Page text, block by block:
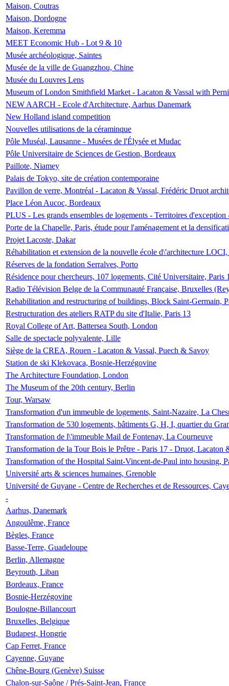
Maison, Coutras
Maison, Dordogne
Maison, Keremma
MEET Economic Hub - Lot 9 & 10
Musée archéologique, Saintes
Musée de la ville de Guangzhou, Chine
Musée du Louvres Lens
Museum of London Smithfield Market - Lacaton & Vassal with
NEW AARCH - Ecole d'Architecture, Aarhus Danemark
New Holland island competition
Nouvelles utilisations de la céraminque
Pôle Muséal, Lausanne - Musées de l'Élysée et Mudac
Pôle Universitaire de Sciences de Gestion, Bordeaux
Paillote, Niamey
Palais de Tokyo, site de création contemporaine
Pavillon de verre, Montréal - Lacaton & Vassal, Frédéric Druot
Place Léon Aucoc, Bordeaux
PLUS - Les grands ensembles de logements - Territoires
Porte de la Chapelle, Paris, étude pour l'aménagement et la
Projet Lacoste, Dakar
Réhabilitation et extension de la nouvelle école d\'architecture
Réserves de la fondation Serralves, Porto
Résidence pour chercheurs, 107 logements, Cité Universitaire, Paris
Radio Télévision Belge de la Communauté Française, Bruxelles
Rehabilitation and restructuring of buildings, Block Saint-Germain,
Restructuration des ateliers RATP du site d'Italie, Paris 13
Royal College of Art, Battersea South, London
Salle de spectacle polyvalente, Lille
Siège de la CREA, Rouen - Lacaton & Vassal, Puech & Savoy
Station de ski Klekovaca, Bosnie-Herzégovine
The Architecture Foundation, London
The Museum of the 20th century, Berlin
Tour, Warsaw
Transformation d'un immeuble de logements, Saint-Nazaire, La
Transformation de 530 logements, bâtiments G, H, I, quartier du
Transformation de l\'immeuble Mail de Fontenay, La Courneuve
Transformation de la Tour Bois le Prêtre - Paris 17 - Druot, Lacaton
Transformation of the Hospital Saint-Vincent-de-Paul into housing,
Université arts & sciences humaines, Grenoble
Université de Guyane - Centre de Recherches et de Ressources,
-
Aarhus, Danemark
Angoulême, France
Bègles, France
Basse-Terre, Guadeloupe
Berlin, Allemagne
Beyrouth, Liban
Bordeaux, France
Bosnie-Herzégovine
Boulogne-Billancourt
Bruxelles, Belgique
Budapest, Hongrie
Cap Ferret, France
Cayenne, Guyane
Chêne-Bourg (Genève) Suisse
Chalon-sur-Saône / Prés-Saint-Jean, France